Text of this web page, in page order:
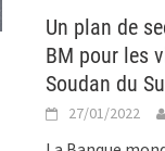
Un plan de
BM pour les
Soudan du
27/01/2022